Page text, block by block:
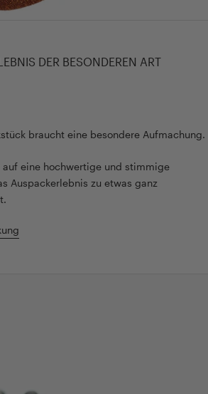
DER BESONDEREN ART
braucht eine besondere Aufmachung.
auf eine hochwertige und stimmige
Auspackerlebnis zu etwas ganz